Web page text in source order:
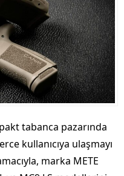
tabanca pazarında
kullanıcıya ulaşmayı
marka METE